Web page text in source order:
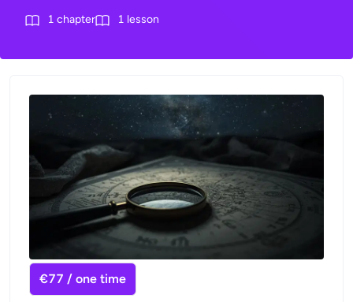
1 chapter 1 lesson
€77 / one time